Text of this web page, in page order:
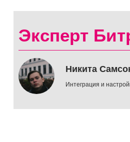
Эксперт
Никита
Интеграция и